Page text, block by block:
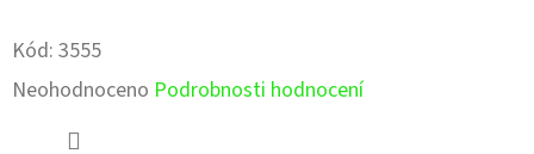
Kód: 3555
Průměrné
hodnocení
Neohodnoceno Podrobnosti hodnocení